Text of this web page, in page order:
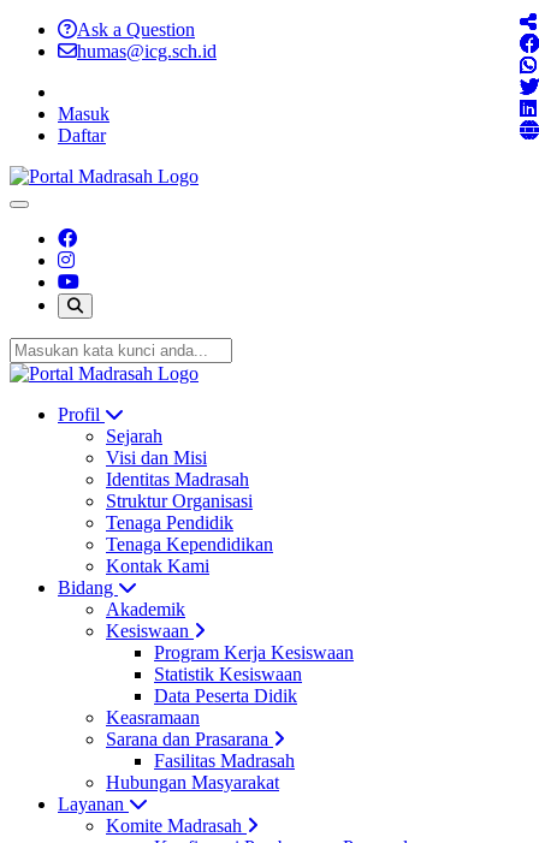
Ask a Question
humas@icg.sch.id
Masuk
Daftar
Profil
Sejarah
Visi dan Misi
Identitas Madrasah
Struktur Organisasi
Tenaga Pendidik
Tenaga Kependidikan
Kontak Kami
Bidang
Akademik
Kesiswaan
Program Kerja Kesiswaan
Statistik Kesiswaan
Data Peserta Didik
Keasramaan
Sarana dan Prasarana
Fasilitas Madrasah
Hubungan Masyarakat
Layanan
Komite Madrasah